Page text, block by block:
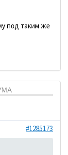
под таким же
#1285173